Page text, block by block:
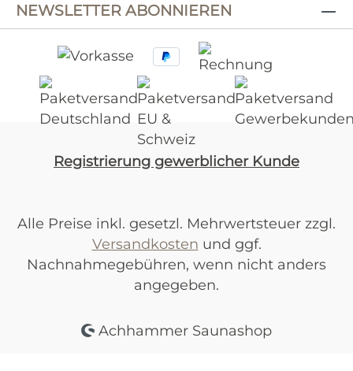
NEWSLETTER ABONNIEREN
Registrierung gewerblicher Kunde
Alle Preise inkl. gesetzl. Mehrwertsteuer zzgl.
Versandkosten und ggf.
Nachnahmegebühren, wenn nicht anders
angegeben.
Achhammer Saunashop